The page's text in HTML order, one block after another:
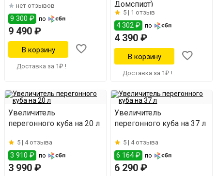
нет отзывов
9 300 ₽ по
9 490 ₽
Доставка за 1₽ !
Домспирт)
5 | 1 отзыв
4 302 ₽ по
4 390 ₽
Доставка за 1₽ !
Увеличитель
перегонного куба на 20 л
5 | 4 отзыва
3 910 ₽ по
3 990 ₽
Увеличитель
перегонного куба на 37 л
5 | 4 отзыва
6 164 ₽ по
6 290 ₽